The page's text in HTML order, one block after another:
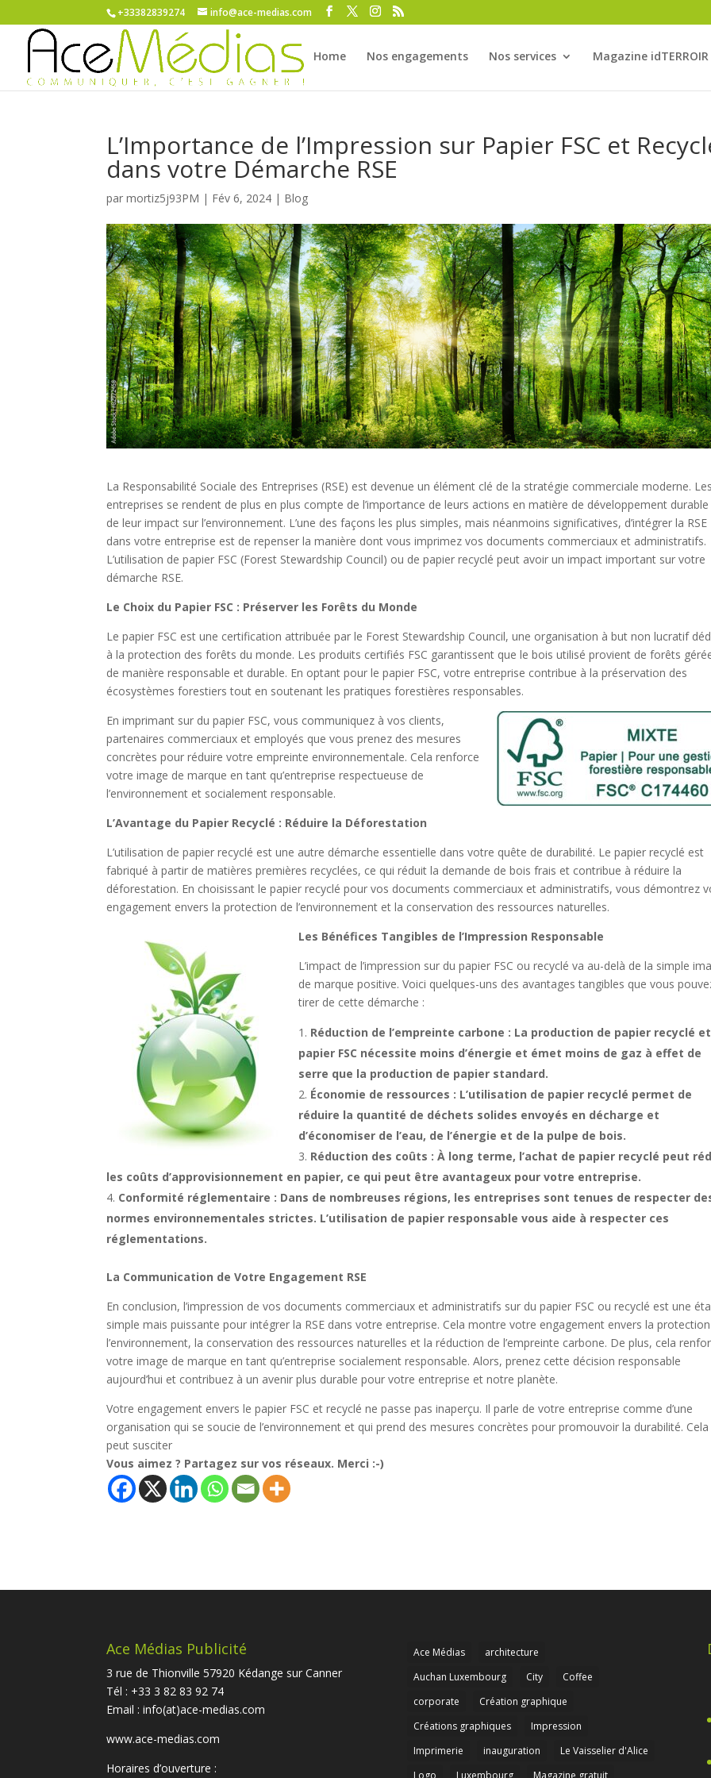
+33382839274 info@ace-medias.com
Home Nos engagements Nos services Magazine idTERROIR
L’Importance de l’Impression sur Papier FSC et
dans votre Démarche RSE
parmortiz5j93PM | Fév 6, 2024 | Blog
La Responsabilité Sociale des Entreprises (RSE) est devenue un élément clé de la stratégie commerciale moderne. Les
entreprises se rendent de plus en plus compte de l’importance de leurs actions en matière de développement
de leur impact sur l’environnement. L’une des façons les plus simples, mais néanmoins significatives, d’intégrer la RSE
dans votre entreprise est de repenser la manière dont vous imprimez vos documents commerciaux et administratifs.
L’utilisation de papier FSC (Forest Stewardship Council) ou de papier recyclé peut avoir un impact important sur votre
démarche RSE.
Le Choix du Papier FSC : Préserver les Forêts du Monde
Le papier FSC est une certification attribuée par le Forest Stewardship Council, une organisation à but non lucratif
à la protection des forêts du monde. Les produits certifiés FSC garantissent que le bois utilisé provient de forêts
de manière responsable et durable. En optant pour le papier FSC, votre entreprise contribue à la préservation des
écosystèmes forestiers tout en soutenant les pratiques forestières responsables.
En imprimant sur du papier FSC, vous communiquez à vos clients,
partenaires commerciaux et employés que vous prenez des mesures
concrètes pour réduire votre empreinte environnementale. Cela renforce
votre image de marque en tant qu’entreprise respectueuse de
l’environnement et socialement responsable.
L’Avantage du Papier Recyclé : Réduire la Déforestation
L’utilisation de papier recyclé est une autre démarche essentielle dans votre quête de durabilité. Le papier recyclé est
fabriqué à partir de matières premières recyclées, ce qui réduit la demande de bois frais et contribue à réduire la
déforestation. En choisissant le papier recyclé pour vos documents commerciaux et administratifs, vous démontrez
engagement envers la protection de l’environnement et la conservation des ressources naturelles.
Les Bénéfices Tangibles de l’Impression Responsable
L’impact de l’impression sur du papier FSC ou recyclé va au-delà de la simple
de marque positive. Voici quelques-uns des avantages tangibles que vous
tirer de cette démarche :
Réduction de l’empreinte carbone : La production de papier recyclé
papier FSC nécessite moins d’énergie et émet moins de gaz à effet de
serre que la production de papier standard.
Économie de ressources : L’utilisation de papier recyclé permet de
réduire la quantité de déchets solides envoyés en décharge et
d’économiser de l’eau, de l’énergie et de la pulpe de bois.
Réduction des coûts : À long terme, l’achat de papier recyclé peut
les coûts d’approvisionnement en papier, ce qui peut être avantageux pour votre entreprise.
Conformité réglementaire : Dans de nombreuses régions, les entreprises sont tenues de respecter
normes environnementales strictes. L’utilisation de papier responsable vous aide à respecter ces
réglementations.
La Communication de Votre Engagement RSE
En conclusion, l’impression de vos documents commerciaux et administratifs sur du papier FSC ou recyclé est une
simple mais puissante pour intégrer la RSE dans votre entreprise. Cela montre votre engagement envers la
l’environnement, la conservation des ressources naturelles et la réduction de l’empreinte carbone. De plus, cela
votre image de marque en tant qu’entreprise socialement responsable. Alors, prenez cette décision responsable
aujourd’hui et contribuez à un avenir plus durable pour votre entreprise et notre planète.
Votre engagement envers le papier FSC et recyclé ne passe pas inaperçu. Il parle de votre entreprise comme d’une
organisation qui se soucie de l’environnement et qui prend des mesures concrètes pour promouvoir la durabilité. Cela
peut susciter
Vous aimez ? Partagez sur vos réseaux. Merci :-)
Ace Médias Publicité
3 rue de Thionville 57920 Kédange sur Canner
Tél : +33 3 82 83 92 74
Email :info(at)ace-medias.com
www.ace-medias.com
Horaires d’ouverture :
Ace Médias
architecture
Auchan Luxembourg
City
Coffee
corporate
Création graphique
Créations graphiques
Impression
Imprimerie
inauguration
Le Vaisselier d'Alice
Logo
Luxembourg Magazine gratuit